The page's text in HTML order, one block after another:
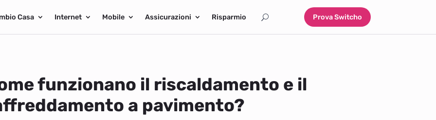
Casa Internet Mobile Assicurazioni Risparmio Prova Switcho
funzionano il riscaldamento e il
a pavimento?